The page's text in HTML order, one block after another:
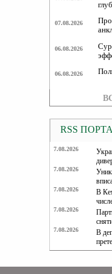
07.08.2026
06.08.2026
06.08.2026
RSS
7.08.2026
7.08.2026
7.08.2026
В
7.08.2026
7.08.2026
В